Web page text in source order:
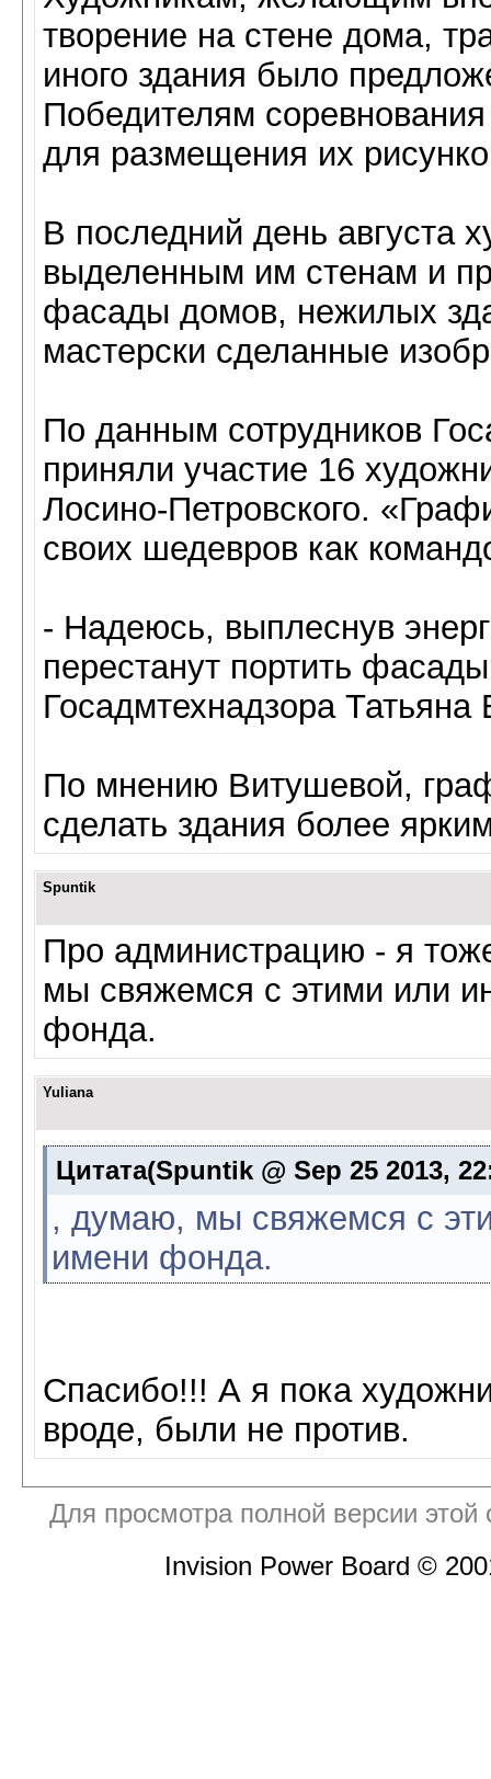
творение на стене дома,
иного здания было
Победителям
для размещения их
В последний день августа
выделенным им стенам и
фасады домов, нежилых
мастерски сделанные
По данным сотрудников
приняли участие 16
Лосино-Петровского.
своих шедевров как
- Надеюсь, выплеснув
перестанут портить
Госадмтехнадзора
По мнению Витушевой,
сделать здания более
Spuntik
Про администрацию - я
мы свяжемся с этими или
фонда.
Yuliana
Цитата(Spuntik @ Sep 25 2013,
, думаю, мы свяжемся с
имени фонда.
Спасибо!!! А я пока
вроде, были не против.
Для просмотра полной версии
Invision Power Board ©